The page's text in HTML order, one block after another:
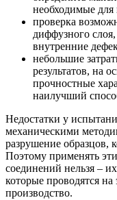
необходимые для
проверка
диффузного
внутренние
небольшие
результатов, на
прочностные
наилучший
Недостатки у
механическими
разрушение образцов,
Поэтому применять
соединений нельзя –
которые проводятся на
производство.